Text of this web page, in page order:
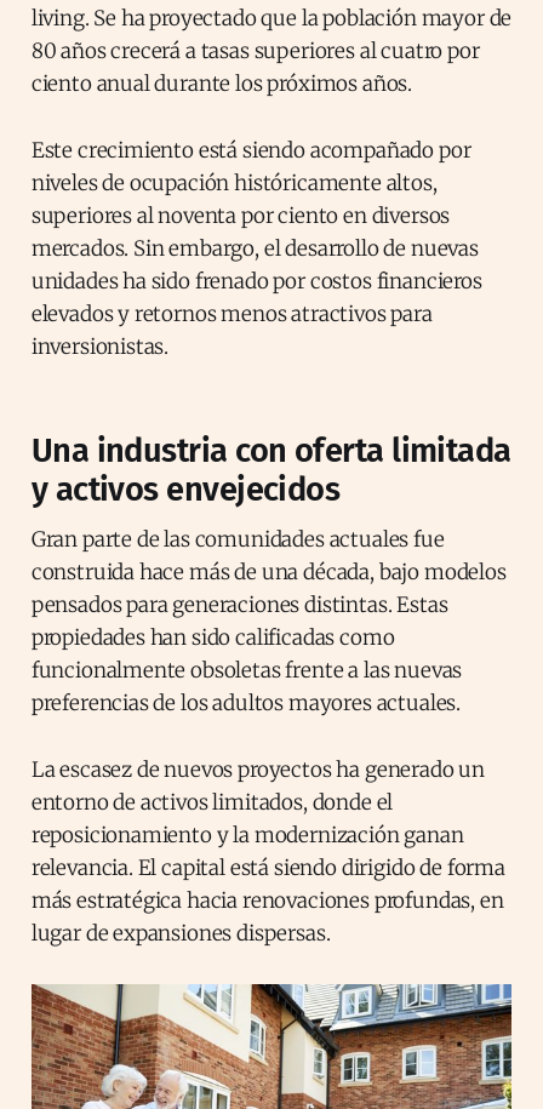
living. Se ha proyectado que la población mayor de
80 años crecerá a tasas superiores al cuatro por
ciento anual durante los próximos años.
Este crecimiento está siendo acompañado por
niveles de ocupación históricamente altos,
superiores al noventa por ciento en diversos
mercados. Sin embargo, el desarrollo de nuevas
unidades ha sido frenado por costos financieros
elevados y retornos menos atractivos para
inversionistas.
Una industria con oferta limitada
y activos envejecidos
Gran parte de las comunidades actuales fue
construida hace más de una década, bajo modelos
pensados para generaciones distintas. Estas
propiedades han sido calificadas como
funcionalmente obsoletas frente a las nuevas
preferencias de los adultos mayores actuales.
La escasez de nuevos proyectos ha generado un
entorno de activos limitados, donde el
reposicionamiento y la modernización ganan
relevancia. El capital está siendo dirigido de forma
más estratégica hacia renovaciones profundas, en
lugar de expansiones dispersas.